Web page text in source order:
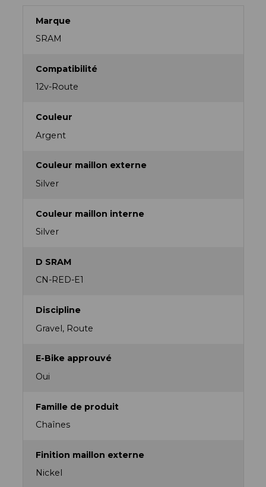
Marque
SRAM
Compatibilité
12v-Route
Couleur
Argent
Couleur maillon externe
Silver
Couleur maillon interne
Silver
D SRAM
CN-RED-E1
Discipline
Gravel, Route
E-Bike approuvé
Oui
Famille de produit
Chaînes
Finition maillon externe
Nickel